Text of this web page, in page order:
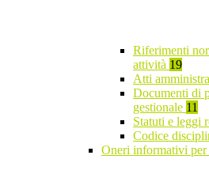
Riferimenti
attività 19
Atti
Documenti di
gestionale 11
Statuti e leggi
Codice
Oneri informativi per